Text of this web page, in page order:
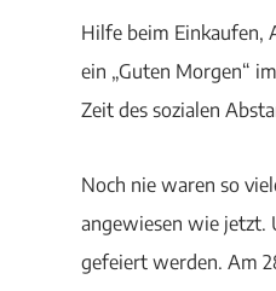
Hilfe beim Einkaufen,
ein „Guten Morgen“
Zeit des sozialen
Noch nie waren so
angewiesen wie jetzt.
gefeiert werden. Am